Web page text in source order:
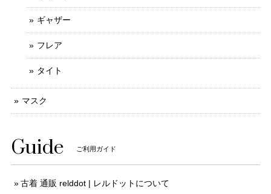
ギャザー
フレア
タイト
マスク
Guide ご利用ガイド
古着 通販 relddot | レルドットについて